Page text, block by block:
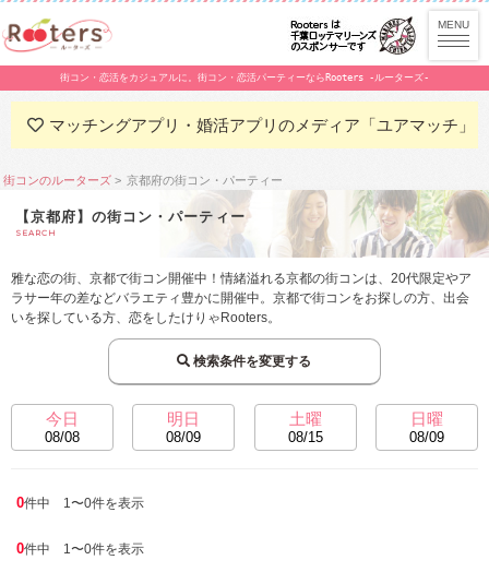
街コン・恋活をカジュアルに。街コン・恋活パーティーならRooters -ルーターズ-
マッチングアプリ・婚活アプリのメディア「ユアマッチ」
街コンのルーターズ 京都府の街コン・パーティー
【京都府】の街コン・パーティー
SEARCH
雅な恋の街、京都で街コン開催中！情緒溢れる京都の街コンは、20代限定やア
ラサー年の差などバラエティ豊かに開催中。京都で街コンをお探しの方、出会
いを探している方、恋をしたけりゃRooters。
検索条件を変更する
今日
08/08
明日
08/09
土曜
08/15
日曜
08/09
0件中 1〜0件を表示
0件中 1〜0件を表示